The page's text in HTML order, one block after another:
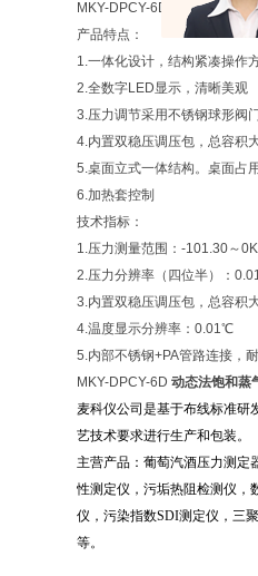
MKY-DPCY-6D
动态法饱和蒸
产品特点：
1.一体化设计，结构紧凑操作
2.全数字LED显示，清晰美观
3.压力调节采用不锈钢球形阀
4.内置双稳压调压包，总容积
5.桌面立式一体结构。桌面占
6.加热套控制
技术指标：
1.压力测量范围：-101.30～
2.压力分辨率（四位半）：
3.内置双稳压调压包，总容积
4.温度显示分辨率：0.01℃
5.内部不锈钢+PA管路连接，
MKY-DPCY-6D 动态法饱和蒸
麦科仪公司是基于布线标准研
艺技术要求进行生产和包装。
主营产品：葡萄汽酒压力测定
性测定仪，污垢热阻检测仪，
仪，污染指数SDI测定仪，三
等。